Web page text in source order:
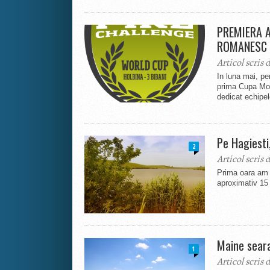
PREMIERA
ROMANESC
Articol scris
In luna mai,
prima Cupa
dedicat
2 Pe
Articol scris
Prima oara
aproximativ
1 Maine
Articol scris